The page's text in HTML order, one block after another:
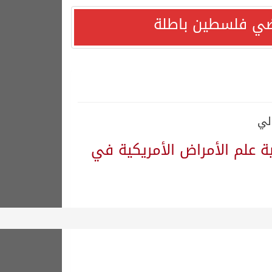
باستقرار السوق البترولية
فلسطين باطلة
علم الأمراض الأمريكية في